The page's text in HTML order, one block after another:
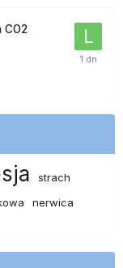
CO2
strach
nerwica